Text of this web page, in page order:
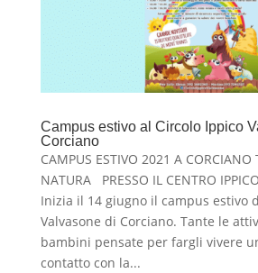
Campus estivo al Circolo Ippico
Corciano
CAMPUS ESTIVO 2021 A CORCIANO
NATURA PRESSO IL CENTRO
Inizia il 14 giugno il campus estivo
Valvasone di Corciano. Tante le
bambini pensate per fargli vivere
contatto con la...